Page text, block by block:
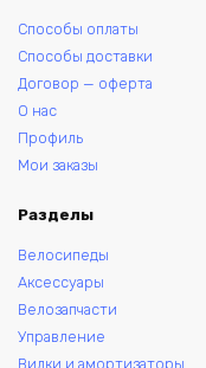
Способы оплаты
Способы доставки
Договор — оферта
О нас
Профиль
Мои заказы
Разделы
Велосипеды
Аксессуары
Велозапчасти
Управление
Вилки и амортизаторы